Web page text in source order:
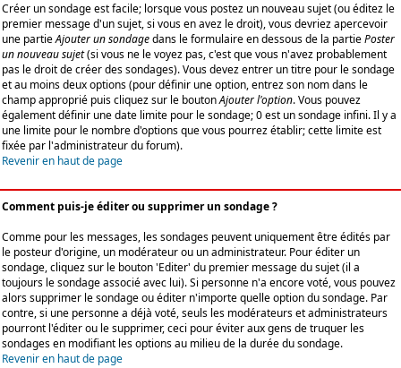
Créer un sondage est facile; lorsque vous postez un nouveau sujet (ou éditez le
premier message d'un sujet, si vous en avez le droit), vous devriez apercevoir
une partieAjouter un sondagedans le formulaire en dessous de la partiePoster
un nouveau sujet(si vous ne le voyez pas, c'est que vous n'avez probablement
pas le droit de créer des sondages). Vous devez entrer un titre pour le sondage
et au moins deux options (pour définir une option, entrez son nom dans le
champ approprié puis cliquez sur le boutonAjouter l'option. Vous pouvez
également définir une date limite pour le sondage; 0 est un sondage infini. Il y a
une limite pour le nombre d'options que vous pourrez établir; cette limite est
fixée par l'administrateur du forum).
Revenir en haut de page
Comment puis-je éditer ou supprimer un sondage ?
Comme pour les messages, les sondages peuvent uniquement être édités par
le posteur d'origine, un modérateur ou un administrateur. Pour éditer un
sondage, cliquez sur le bouton 'Editer' du premier message du sujet (il a
toujours le sondage associé avec lui). Si personne n'a encore voté, vous pouvez
alors supprimer le sondage ou éditer n'importe quelle option du sondage. Par
contre, si une personne a déjà voté, seuls les modérateurs et administrateurs
pourront l'éditer ou le supprimer, ceci pour éviter aux gens de truquer les
sondages en modifiant les options au milieu de la durée du sondage.
Revenir en haut de page